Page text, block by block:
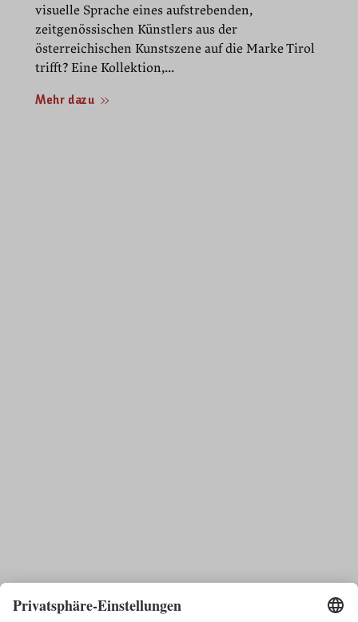
visuelle Sprache eines aufstrebenden,
zeitgenössischen Künstlers aus der
österreichischen Kunstszene auf die Marke Tirol
trifft? Eine Kollektion,...
Mehr dazu